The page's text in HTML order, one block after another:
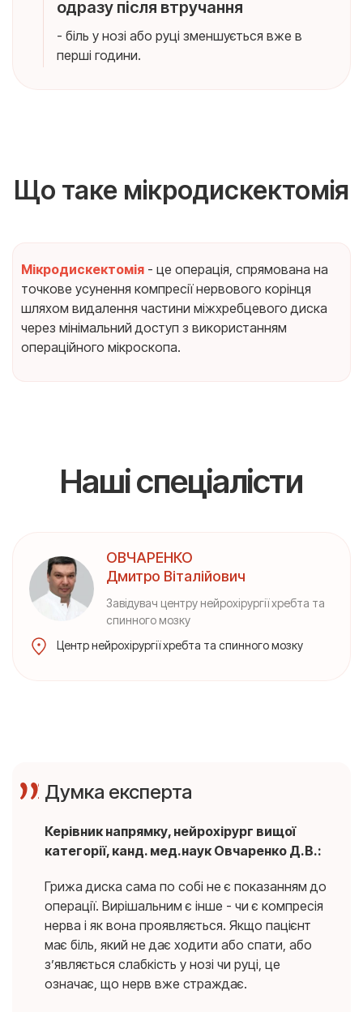
одразу після втручання
- біль у нозі або руці зменшується вже в
перші години.
Що таке мікродискектомія
Мікродискектомія - це операція, спрямована на
точкове усунення компресії нервового корінця
шляхом видалення частини міжхребцевого диска
через мінімальний доступ з використанням
операційного мікроскопа.
Наші спеціалісти
ОВЧАРЕНКО
Дмитро Віталійович
Завідувач центру нейрохірургії хребта та
спинного мозку
Центр нейрохірургії хребта та спинного мозку
Думка експерта
Керівник напрямку, нейрохірург вищої
категорії, канд. мед.наук Овчаренко Д.В.:
Грижа диска сама по собі не є показанням до
операції. Вирішальним є інше - чи є компресія
нерва і як вона проявляється. Якщо пацієнт
має біль, який не дає ходити або спати, або
з’являється слабкість у нозі чи руці, це
означає, що нерв вже страждає.